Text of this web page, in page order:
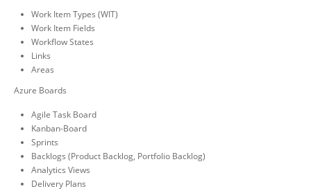
Work Item Types (WIT)
Work Item Fields
Workflow States
Links
Areas
Azure Boards
Agile Task Board
Kanban-Board
Sprints
Backlogs (Product Backlog, Portfolio Backlog)
Analytics Views
Delivery Plans